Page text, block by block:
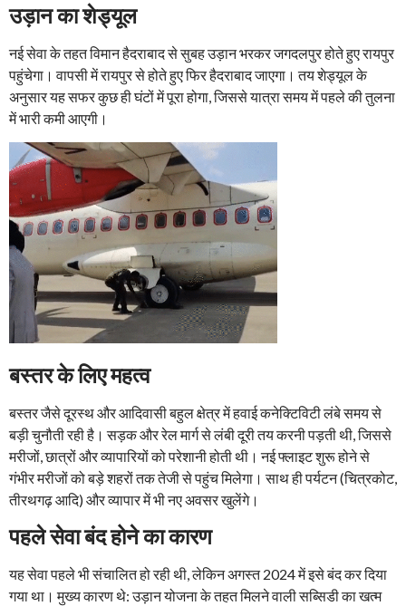
उड़ान का शेड्यूल
नई सेवा के तहत विमान हैदराबाद से सुबह उड़ान भरकर जगदलपुर होते हुए रायपुर
पहुंचेगा। वापसी में रायपुर से होते हुए फिर हैदराबाद जाएगा। तय शेड्यूल के
अनुसार यह सफर कुछ ही घंटों में पूरा होगा, जिससे यात्रा समय में पहले की तुलना
में भारी कमी आएगी।
बस्तर के लिए महत्व
बस्तर जैसे दूरस्थ और आदिवासी बहुल क्षेत्र में हवाई कनेक्टिविटी लंबे समय से
बड़ी चुनौती रही है। सड़क और रेल मार्ग से लंबी दूरी तय करनी पड़ती थी, जिससे
मरीजों, छात्रों और व्यापारियों को परेशानी होती थी। नई फ्लाइट शुरू होने से
गंभीर मरीजों को बड़े शहरों तक तेजी से पहुंच मिलेगा। साथ ही पर्यटन (चित्रकोट,
तीरथगढ़ आदि) और व्यापार में भी नए अवसर खुलेंगे।
पहले सेवा बंद होने का कारण
यह सेवा पहले भी संचालित हो रही थी, लेकिन अगस्त 2024 में इसे बंद कर दिया
गया था। मुख्य कारण थे: उड़ान योजना के तहत मिलने वाली सब्सिडी का खत्म